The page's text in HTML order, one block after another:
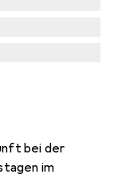
bei der
im